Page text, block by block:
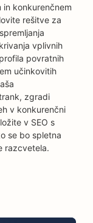
in konkurenčnem
rešitve za
vplivnih
povratnih
učinkovitih
zgradi
v konkurenčni
v SEO s
se bo spletna
razcvetela.